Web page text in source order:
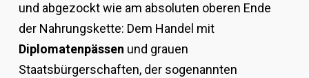
und abgezockt wie am absoluten oberen Ende
der Nahrungskette: Dem Handel mit
Diplomatenpässen und grauen
Staatsbürgerschaften, der sogenannten